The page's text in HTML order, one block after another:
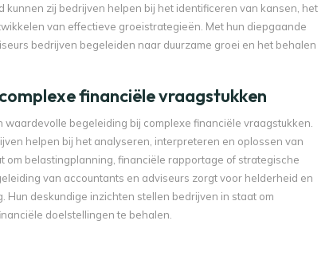
kunnen zij bedrijven helpen bij het identificeren van kansen, het
van effectieve groeistrategieën. Met hun diepgaande
bedrijven begeleiden naar duurzame groei en het behalen
financiële vraagstukken
begeleiding bij complexe financiële vraagstukken.
helpen bij het analyseren, interpreteren en oplossen van
om belastingplanning, financiële rapportage of strategische
van accountants en adviseurs zorgt voor helderheid en
Hun deskundige inzichten stellen bedrijven in staat om
doelstellingen te behalen.